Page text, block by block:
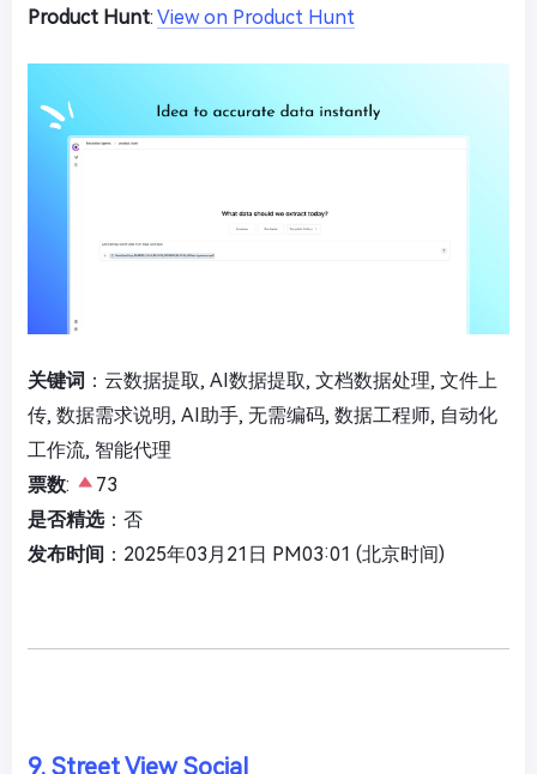
Product Hunt: View on Product Hunt
关键词 ：云数据提取, AI数据提取, 文档数据处理, 文件上
传, 数据需求说明, AI助手, 无需编码, 数据工程师, 自动化
工作流, 智能代理
票数:
73
是否精选：否
发布时间 ：2025年03月21日 PM03:01 (北京时间)
9. Street View Social